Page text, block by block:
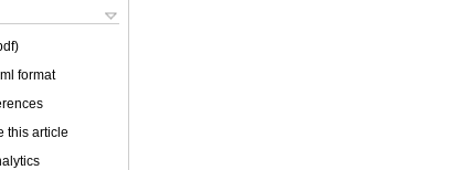
format
this article